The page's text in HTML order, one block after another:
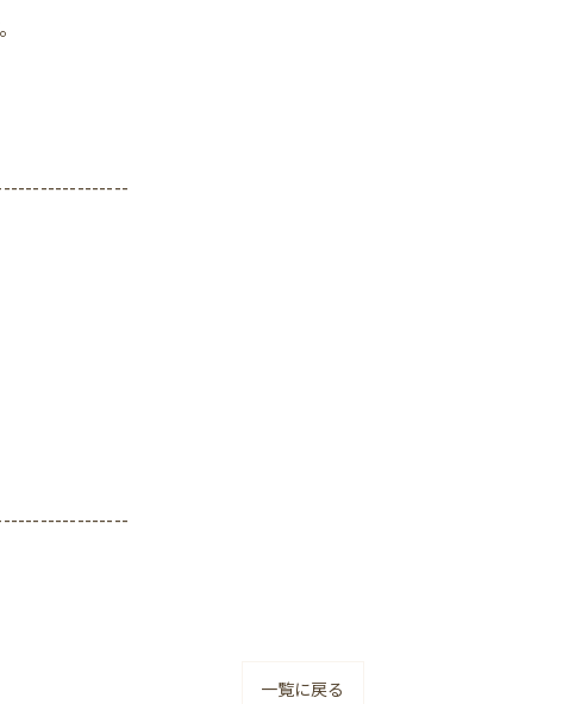
一覧に戻る